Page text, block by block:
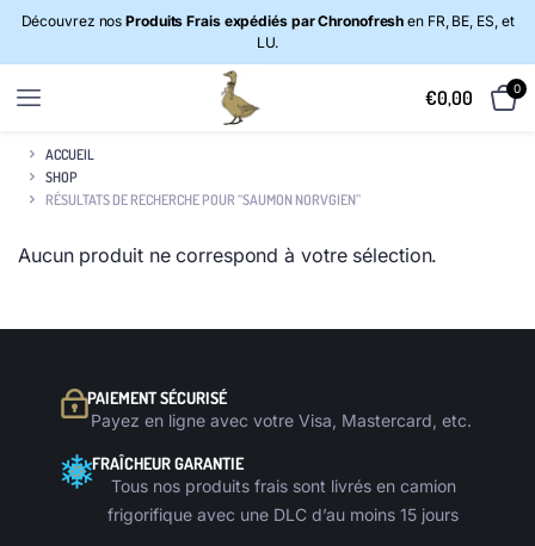
Découvrez nosProduits Frais expédiés par Chronofresh en FR, BE, ES, et
LU.
€0,00 0
ACCUEIL
SHOP
RÉSULTATS DE RECHERCHE POUR “SAUMON NORVGIEN”
Aucun produit ne correspond à votre sélection.
PAIEMENT SÉCURISÉ
Payez en ligne avec votre Visa, Mastercard, etc.
FRAÎCHEUR GARANTIE
Tous nos produits frais sont livrés en camion
frigorifique avec une DLC d’au moins 15 jours